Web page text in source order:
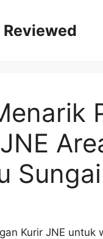
Kurir JNE untuk